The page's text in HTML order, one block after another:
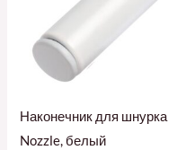
Наконечник для шнурка
Nozzle, белый